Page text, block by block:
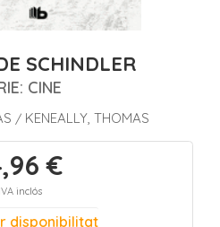
SCHINDLER
CINE
/ KENEALLY, THOMAS
€
IVA inclós
disponibilitat